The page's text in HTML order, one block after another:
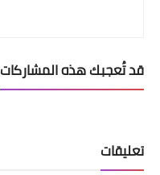
قد تُعجبك هذه المشاركات
تعليقات